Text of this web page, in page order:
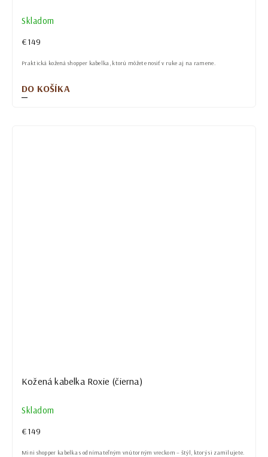
Skladom
€149
DO KOŠÍKA
Praktická kožená shopper kabelka, ktorú môžete nosiť v ruke aj na ramene.
Kožená kabelka Roxie (čierna)
Skladom
€149
Mini shopper kabelka s odnímateľným vnútorným vreckom – štýl, ktorý si zamilujete.